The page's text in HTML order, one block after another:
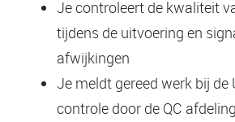
Je controleert de kwaliteit
tijdens de uitvoering en
afwijkingen
Je meldt gereed werk bij de
controle door de QC afdeling